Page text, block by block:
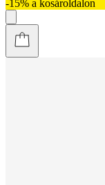
-15% a kosároldalon